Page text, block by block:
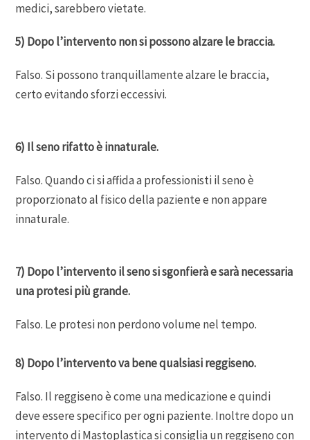
medici, sarebbero vietate.
5) Dopo l’intervento non si possono alzare le braccia.
Falso. Si possono tranquillamente alzare le braccia,
certo evitando sforzi eccessivi.
6) Il seno rifatto è innaturale.
Falso. Quando ci si affida a professionisti il seno è
proporzionato al fisico della paziente e non appare
innaturale.
7) Dopo l’intervento il seno si sgonfierà e sarà necessaria
una protesi più grande.
Falso. Le protesi non perdono volume nel tempo.
8) Dopo l’intervento va bene qualsiasi reggiseno.
Falso. Il reggiseno è come una medicazione e quindi
deve essere specifico per ogni paziente. Inoltre dopo un
intervento di Mastoplastica si consiglia un reggiseno con